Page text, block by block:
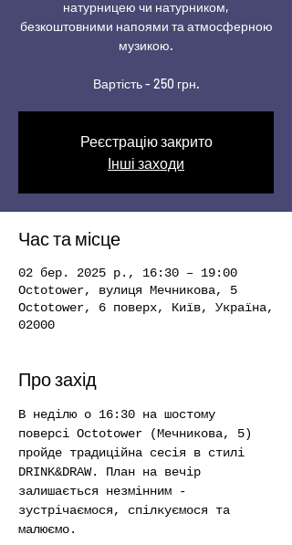
натурницею чи натурником,
безкоштовними напоями та атмосферною
музикою.
Вартість - 250 грн.
Реєстрацію закрито
Інші заходи
Час та місце
02 бер. 2025 р., 16:30 – 19:00
Octotower, вулиця Мечникова, 5
Octotower, 6 поверх, Київ, Україна,
02000
Про захід
В неділю о 16:30 на шостому
поверсі Octotower (Мечникова, 5)
пройде традиційна сесія в стилі
DRINK&DRAW. План на вечір
залишається незмінним -
зустрічаємося, спілкуємося та
малюємо.